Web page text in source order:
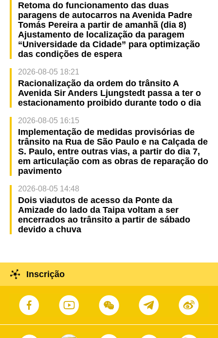
Retoma do funcionamento das duas
paragens de autocarros na Avenida Padre
Tomás Pereira a partir de amanhã (dia 8)
Ajustamento de localização da paragem
“Universidade da Cidade” para optimização
das condições de espera
2026-08-05 18:21
Racionalização da ordem do trânsito A
Avenida Sir Anders Ljungstedt passa a ter o
estacionamento proibido durante todo o dia
2026-08-05 16:15
Implementação de medidas provisórias de
trânsito na Rua de São Paulo e na Calçada de
S. Paulo, entre outras vias, a partir do dia 7,
em articulação com as obras de reparação do
pavimento
2026-08-05 14:48
Dois viadutos de acesso da Ponte da
Amizade do lado da Taipa voltam a ser
encerrados ao trânsito a partir de sábado
devido a chuva
Inscrição